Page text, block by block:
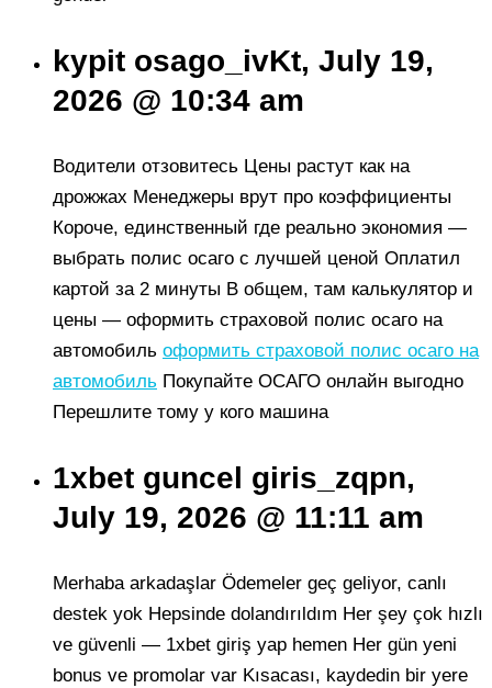
kypit osago_ivKt, July 19,
2026 @ 10:34 am
Водители отзовитесь Цены растут как на
дрожжах Менеджеры врут про коэффициенты
Короче, единственный где реально экономия —
выбрать полис осаго с лучшей ценой Оплатил
картой за 2 минуты В общем, там калькулятор и
цены — оформить страховой полис осаго на
автомобиль оформить страховой полис осаго на
автомобиль Покупайте ОСАГО онлайн выгодно
Перешлите тому у кого машина
1xbet guncel giris_zqpn,
July 19, 2026 @ 11:11 am
Merhaba arkadaşlar Ödemeler geç geliyor, canlı
destek yok Hepsinde dolandırıldım Her şey çok hızlı
ve güvenli — 1xbet giriş yap hemen Her gün yeni
bonus ve promolar var Kısacası, kaydedin bir yere